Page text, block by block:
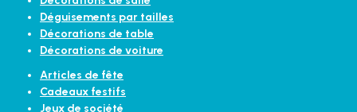
Déguisements par tailles
Décorations de table
Décorations de voiture
Articles de fête
Cadeaux festifs
Jeux de société